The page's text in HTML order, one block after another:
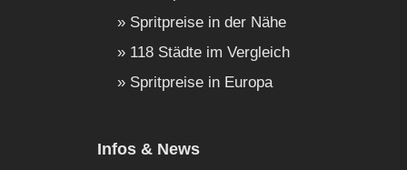
Spritpreise in der Nähe
118 Städte im Vergleich
Spritpreise in Europa
Infos & News